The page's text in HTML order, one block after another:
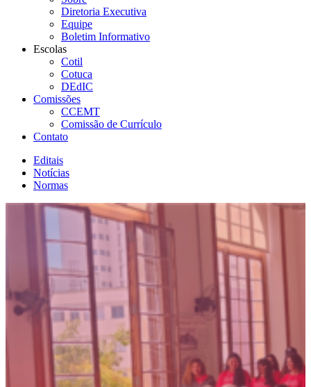
Diretoria Executiva
Equipe
Boletim Informativo
Escolas
Cotil
Cotuca
DEdIC
Comissões
CCEMT
Comissão de Currículo
Contato
Editais
Notícias
Normas